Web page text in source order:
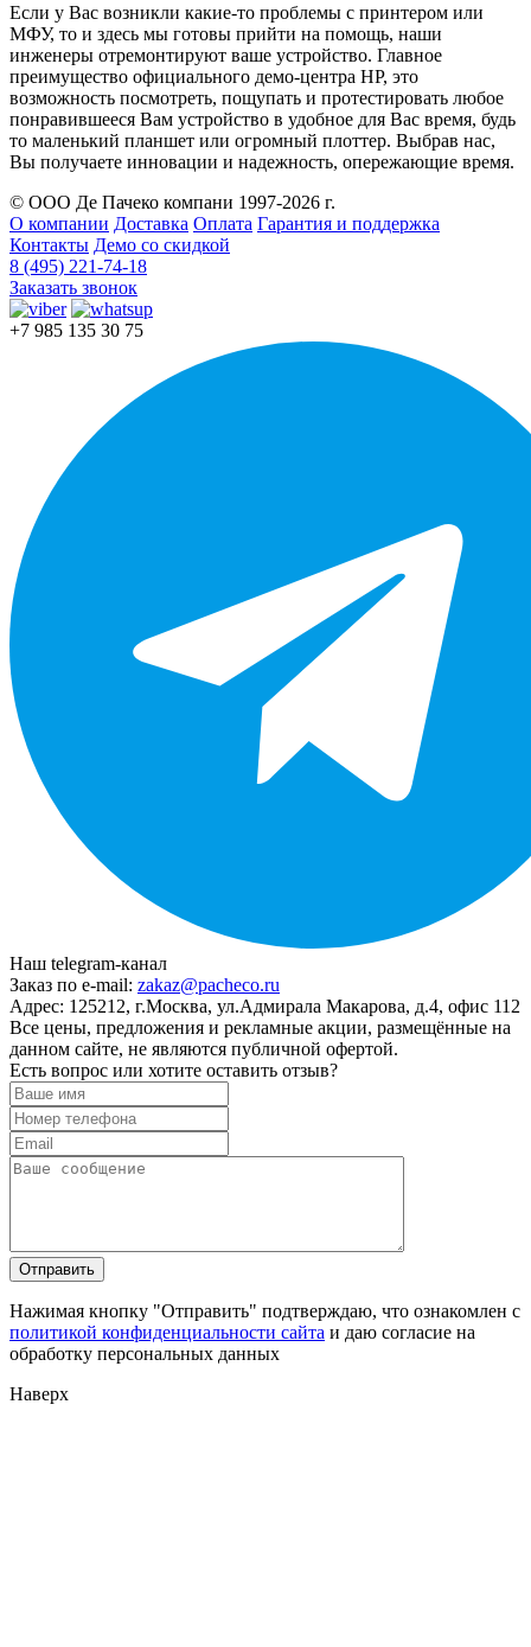
Если у Вас возникли какие-то проблемы с принтером или
МФУ, то и здесь мы готовы прийти на помощь, наши
инженеры отремонтируют ваше устройство. Главное
преимущество официального демо-центра HP, это
возможность посмотреть, пощупать и протестировать любое
понравившееся Вам устройство в удобное для Вас время, будь
то маленький планшет или огромный плоттер. Выбрав нас,
Вы получаете инновации и надежность, опережающие время.
© ООО Де Пачеко компани 1997-2026 г.
О компании Доставка Оплата Гарантия и поддержка
Контакты Демо со скидкой
8 (495) 221-74-18
Заказать звонок
+7 985 135 30 75
Наш telegram-канал
Заказ по e-mail: zakaz@pacheco.ru
Адрес: 125212, г.Москва, ул.Адмирала Макарова, д.4, офис 112
Все цены, предложения и рекламные акции, размещённые на
данном сайте, не являются публичной офертой.
Есть вопрос или хотите оставить отзыв?
Нажимая кнопку "Отправить" подтверждаю, что ознакомлен с
политикой конфиденциальности сайта и даю согласие на
обработку персональных данных
Наверх